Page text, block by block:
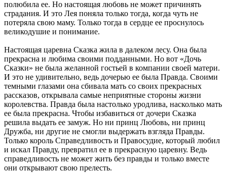
полюбила ее. Но настоящая любовь не может причинять
страдания. И это Лея поняла только тогда, когда чуть не
потеряла свою маму. Только тогда в сердце ее проснулось
великодушие и понимание.
Настоящая царевна Сказка жила в далеком лесу. Она была
прекрасна и любима своими подданными. Но вот «Дочь
Сказки» не была желанной гостьей в компании своей матери.
И это не удивительно, ведь дочерью ее была Правда. Своими
темными глазами она сбивала мать со своих прекрасных
рассказов, открывала самые неприятные стороны жизни
королевства. Правда была настолько уродлива, насколько мать
ее была прекрасна. Чтобы избавиться от дочери Сказка
решила выдать ее замуж. Но ни принц Любовь, ни принц
Дружба, ни другие не смогли выдержать взгляда Правды.
Только король Справедливость и Правосудие, который любил
и искал Правду, превратил ее в прекрасную царевну. Ведь
справедливость не может жить без правды и только вместе
они открывают свою прелесть.